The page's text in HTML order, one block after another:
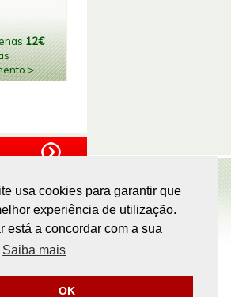
usa cookies para garantir que
experiência de utilização.
está a concordar com a sua
Saiba mais
OK
12€
>
ONLINE